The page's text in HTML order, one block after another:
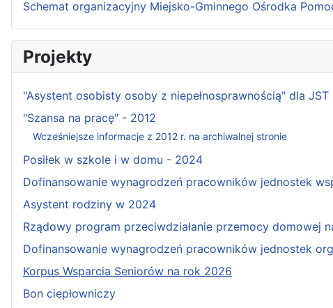
Schemat organizacyjny Miejsko-Gminnego Ośrodka
Projekty
"Asystent osobisty osoby z niepełnosprawnością" dla
"Szansa na pracę" - 2012
Wcześniejsze informacje z 2012 r. na archiwalnej stronie
Posiłek w szkole i w domu - 2024
Dofinansowanie wynagrodzeń pracowników jednostek
Asystent rodziny w 2024
Rządowy program przeciwdziałanie przemocy domowej
Dofinansowanie wynagrodzeń pracowników jednostek
Korpus Wsparcia Seniorów na rok 2026
Bon ciepłowniczy